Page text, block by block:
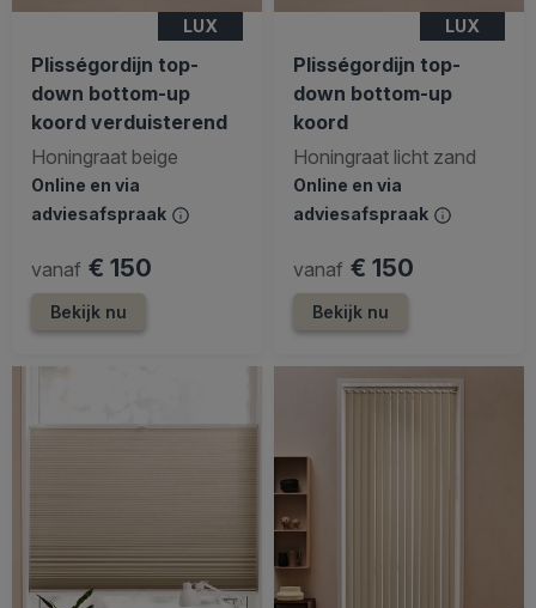
LUX
Plisségordijn top-
down bottom-up
koord verduisterend
Honingraat beige
Online en via
adviesafspraak
vanaf € 150
Bekijk nu
LUX
Plisségordijn top-
down bottom-up
koord
Honingraat licht zand
Online en via
adviesafspraak
vanaf € 150
Bekijk nu